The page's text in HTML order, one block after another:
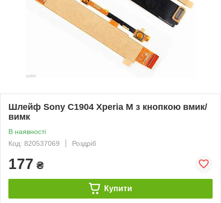
Шлейф Sony C1904 Xperia M з кнопкою вмик/
вимк
В наявності
Код: 820537069
Роздріб
177 ₴
Купити